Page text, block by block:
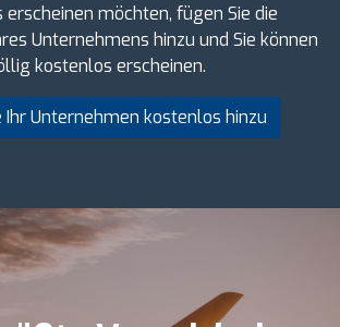
erscheinen möchten, fügen Sie die
Unternehmens hinzu und Sie können
kostenlos erscheinen.
Ihr Unternehmen kostenlos hinzu